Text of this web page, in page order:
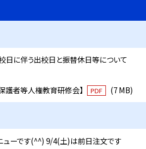
日に伴う出校日と振替休日等について
護者等人権教育研修会】
PDF (7 MB)
ューです(^^) 9/4(土)は前日注文です